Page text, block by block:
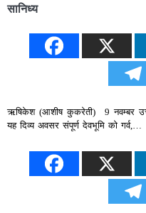
सानिध्य
ऋषिकेश (आशीष कुकरेती) 9 नवम्बर
यह दिव्य अवसर संपूर्ण देवभूमि को गर्व,…